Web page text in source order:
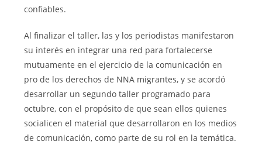
confiables.
Al finalizar el taller, las y los periodistas manifestaron
su interés en integrar una red para fortalecerse
mutuamente en el ejercicio de la comunicación en
pro de los derechos de NNA migrantes, y se acordó
desarrollar un segundo taller programado para
octubre, con el propósito de que sean ellos quienes
socialicen el material que desarrollaron en los medios
de comunicación, como parte de su rol en la temática.